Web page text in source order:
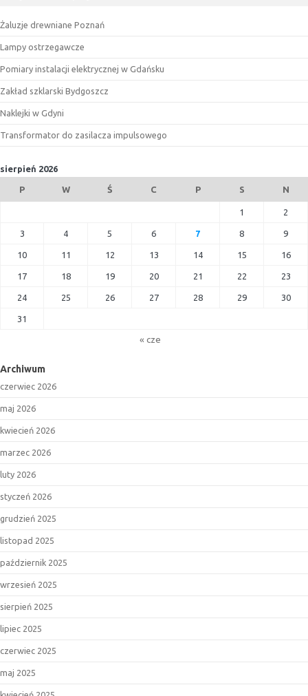
Żaluzje drewniane Poznań
Lampy ostrzegawcze
Pomiary instalacji elektrycznej w Gdańsku
Zakład szklarski Bydgoszcz
Naklejki w Gdyni
Transformator do zasilacza impulsowego
sierpień 2026
P W Ś C P S N
1 2
3 4 5 6 7 8 9
10 11 12 13 14 15 16
17 18 19 20 21 22 23
24 25 26 27 28 29 30
31
« cze
Archiwum
czerwiec 2026
maj 2026
kwiecień 2026
marzec 2026
luty 2026
styczeń 2026
grudzień 2025
listopad 2025
październik 2025
wrzesień 2025
sierpień 2025
lipiec 2025
czerwiec 2025
maj 2025